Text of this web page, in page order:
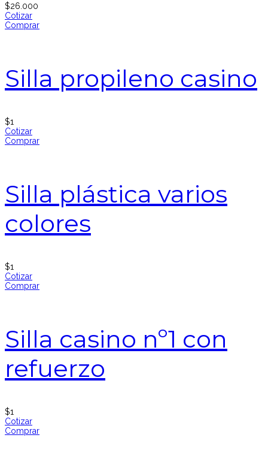
$26.000
Cotizar
Comprar
Silla propileno casino
$1
Cotizar
Comprar
Silla plástica varios
colores
$1
Cotizar
Comprar
Silla casino nº1 con
refuerzo
$1
Cotizar
Comprar